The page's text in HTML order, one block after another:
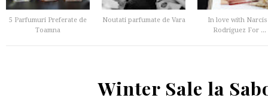
5 Parfumuri Preferate de
Toamna
Noutati parfumate de Vara
In love with
Rodriguez For ...
Winter Sale la